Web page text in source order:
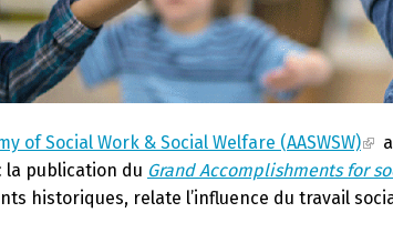
of Social Work & Social Welfare (AASWSW)
la publication du Grand Accomplishments for
historiques, relate l’influence du travail